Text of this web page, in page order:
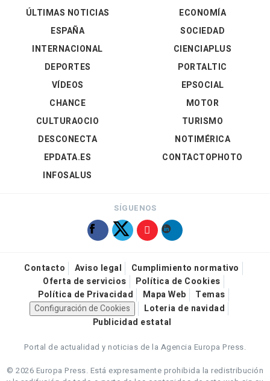
ÚLTIMAS NOTICIAS
ESPAÑA
INTERNACIONAL
DEPORTES
VÍDEOS
ECONOMÍA
SOCIEDAD
CIENCIAPLUS
PORTALTIC
EPSOCIAL
CHANCE
CULTURAOCIO
DESCONECTA
EPDATA.ES
INFOSALUS
MOTOR
TURISMO
NOTIMÉRICA
CONTACTOPHOTO
SÍGUENOS
Contacto Aviso legal
Cumplimiento normativo
Oferta de servicios
Política de Cookies
Política de Privacidad
Mapa Web
Temas
Configuración de Cookies
Loteria de navidad
Publicidad estatal
Portal de actualidad y noticias de la Agencia Europa Press.
© 2026 Europa Press. Está expresamente prohibida la redistribución